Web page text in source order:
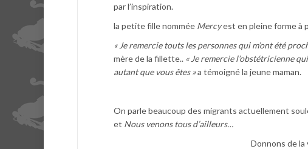
par l’inspiration.
la petite fille nommée Mercyest en pleine forme à
« Je remercie touts les personnes qui m’ont été
mère de la fillette.. « Je remercie l’obstétricienne
autant que vous êtes »a témoigné la jeune maman.
On parle beaucoup des migrants actuellement
et Nous venons tous d’ailleurs…
Donnons de la